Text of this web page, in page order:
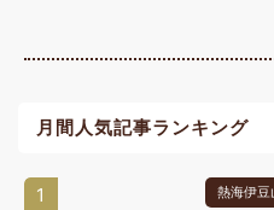
月間人気記事ランキング
1 熱海伊豆